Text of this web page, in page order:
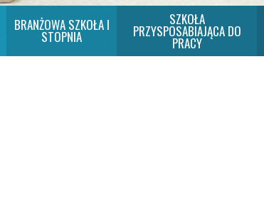
BRANŻOWA SZKOŁA I
STOPNIA
SZKOŁA
PRZYSPOSABIAJĄCA DO
PRACY